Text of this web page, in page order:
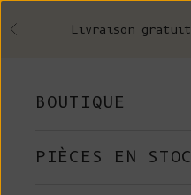
Précédent Livraison
BOUTIQUE
PIÈCES EN